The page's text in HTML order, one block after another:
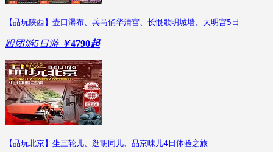
【品玩陕西】壶口瀑布、兵马俑华清宫、长恨歌明城墙、大明宫5日
跟团游5日游 ￥4790起
【品玩北京】坐三轮儿、逛胡同儿、品京味儿4日体验之旅